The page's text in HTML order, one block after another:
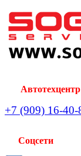
Автотехцентр
+7 (909) 16-40-
Соцсети